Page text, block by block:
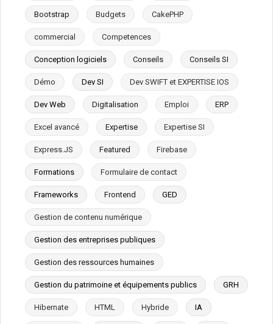
Bootstrap Budgets CakePHP
commercial Competences
Conception logiciels Conseils Conseils SI
Démo Dev SI Dev SWIFT et EXPERTISE IOS
Dev Web Digitalisation Emploi ERP
Excel avancé Expertise Expertise SI
Express.JS Featured Firebase
Formations Formulaire de contact
Frameworks Frontend GED
Gestion de contenu numérique
Gestion des entreprises publiques
Gestion des ressources humaines
Gestion du patrimoine et équipements publics GRH
Hibernate HTML Hybride IA